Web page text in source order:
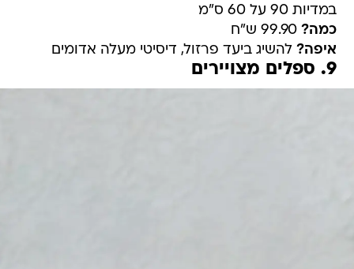
במדיות 90 על 60 ס"מ
כמה? 99.90 ש"ח
איפה? להשיג ביעד פרזול, דיסיטי מעלה אדומים
9. ספלים מצויירים